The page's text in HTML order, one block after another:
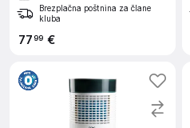
Brezplačna poštnina za člane
kluba
7799 €